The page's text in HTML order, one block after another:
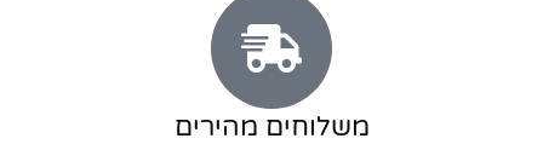
משלוחים מהירים